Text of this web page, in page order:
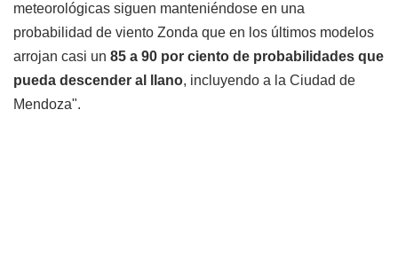
meteorológicas siguen manteniéndose en una
probabilidad de viento Zonda que en los últimos modelos
arrojan casi un 85 a 90 por ciento de probabilidades que
pueda descender al llano, incluyendo a la Ciudad de
Mendoza".